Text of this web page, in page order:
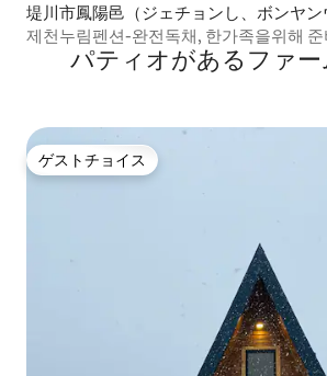
堤川市鳳陽邑（ジェチョンし、ボンヤン
のペンション
제천누림펜션-완전독채, 한가족을위해 준
방,피아노,가족펜션
パティオがあるファー
ゲストチョイス
ゲストチョイス